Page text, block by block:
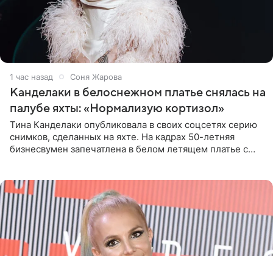
1 час назад Соня Жарова
Канделаки в белоснежном платье снялась на
палубе яхты: «Нормализую кортизол»
Тина Канделаки опубликовала в своих соцсетях серию
снимков, сделанных на яхте. На кадрах 50-летняя
бизнесвумен запечатлена в белом летящем платье с